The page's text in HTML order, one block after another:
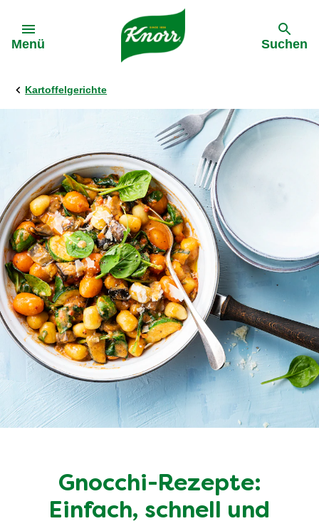
Menü Suchen
Kartoffelgerichte
Gnocchi-Rezepte:
Einfach, schnell und